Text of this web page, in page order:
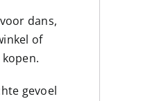
dans,
of
gevoel